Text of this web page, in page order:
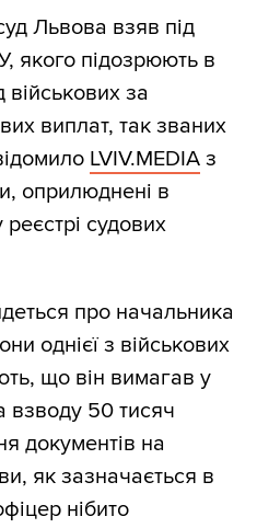
Львова взяв під
якого підозрюють в
за
виплат, так званих
LVIV.MEDIA з
оприлюднені в
судових
про начальника
однієї з військових
що він вимагав у
взводу 50 тисяч
документів на
як зазначається в
нібито